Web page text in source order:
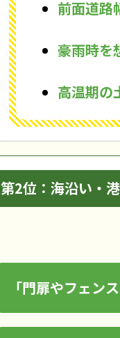
前面道路
豪雨時を
高温期の
第2位：海沿い・
「門扉やフェン